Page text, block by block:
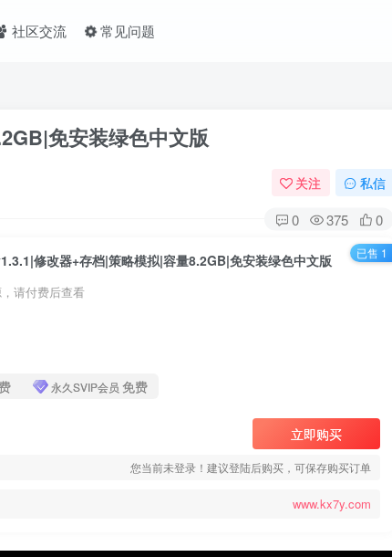
社区交流 常见问题
免安装绿色中文版
关注 私信
0 375 0
修改器+存档|策略模拟|容量8.2GB|免安装绿色中文版
请付费后查看
永久SVIP会员 免费
立即购买
您当前未登录！建议登陆后购买，可保存购买订单
www.kx7y.com
已售 1